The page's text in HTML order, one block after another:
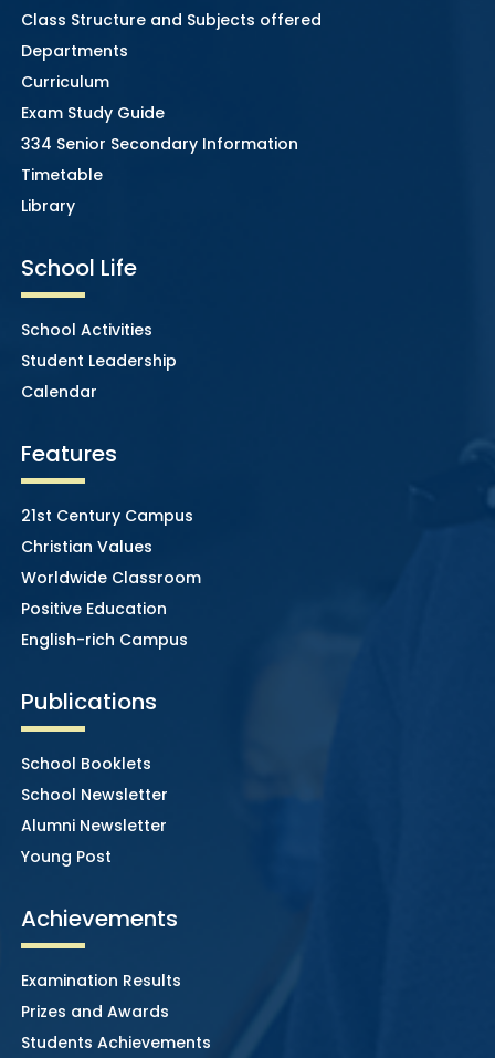
Class Structure and Subjects offered
Departments
Curriculum
Exam Study Guide
334 Senior Secondary Information
Timetable
Library
School Life
School Activities
Student Leadership
Calendar
Features
21st Century Campus
Christian Values
Worldwide Classroom
Positive Education
English-rich Campus
Publications
School Booklets
School Newsletter
Alumni Newsletter
Young Post
Achievements
Examination Results
Prizes and Awards
Students Achievements